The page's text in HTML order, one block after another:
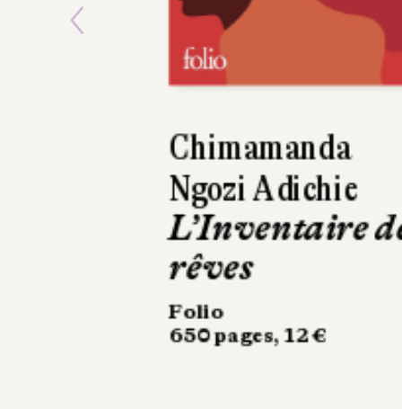
TANIZAKI
Jun'ichirô
Paix dans les
cuisines
Éditions Picquier
238 pages, 21 €
Previous